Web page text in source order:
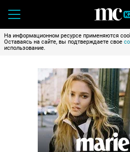
На информационном ресурсе применяются
Оставаясь на сайте, вы подтверждаете свое
использование.